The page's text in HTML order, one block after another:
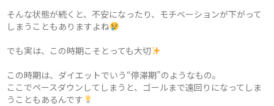
そんな状態が続くと、不安になったり、モチベーションが下がって
しまうこともありますよね
でも実は、この時期こそとっても大切
この時期は、ダイエットでいう“停滞期”のようなもの。
ここでペースダウンしてしまうと、ゴールまで遠回りになってしま
うこともあるんです